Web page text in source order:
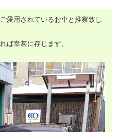
愛用されているお車と推察致し
ば幸甚に存じます。